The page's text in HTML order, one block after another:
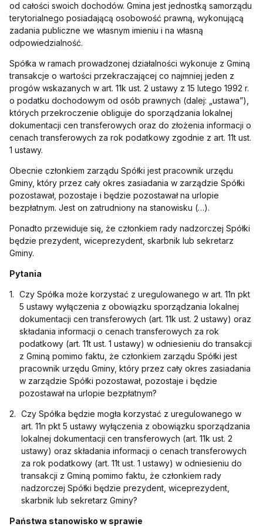
od całości swoich dochodów. Gmina jest jednostką samorządu
terytorialnego posiadającą osobowość prawną, wykonującą
zadania publiczne we własnym imieniu i na własną
odpowiedzialność.
Spółka w ramach prowadzonej działalności wykonuje z Gminą
transakcje o wartości przekraczającej co najmniej jeden z
progów wskazanych w art. 11k ust. 2 ustawy z 15 lutego 1992 r.
o podatku dochodowym od osób prawnych (dalej: „ustawa”),
których przekroczenie obliguje do sporządzania lokalnej
dokumentacji cen transferowych oraz do złożenia informacji o
cenach transferowych za rok podatkowy zgodnie z art. 11t ust.
1 ustawy.
Obecnie członkiem zarządu Spółki jest pracownik urzędu
Gminy, który przez cały okres zasiadania w zarządzie Spółki
pozostawał, pozostaje i będzie pozostawał na urlopie
bezpłatnym. Jest on zatrudniony na stanowisku (…).
Ponadto przewiduje się, że członkiem rady nadzorczej Spółki
będzie prezydent, wiceprezydent, skarbnik lub sekretarz
Gminy.
Pytania
1. Czy Spółka może korzystać z uregulowanego w art. 11n pkt
5 ustawy wyłączenia z obowiązku sporządzania lokalnej
dokumentacji cen transferowych (art. 11k ust. 2 ustawy) oraz
składania informacji o cenach transferowych za rok
podatkowy (art. 11t ust. 1 ustawy) w odniesieniu do transakcji
z Gminą pomimo faktu, że członkiem zarządu Spółki jest
pracownik urzędu Gminy, który przez cały okres zasiadania
w zarządzie Spółki pozostawał, pozostaje i będzie
pozostawał na urlopie bezpłatnym?
2. Czy Spółka będzie mogła korzystać z uregulowanego w
art. 11n pkt 5 ustawy wyłączenia z obowiązku sporządzania
lokalnej dokumentacji cen transferowych (art. 11k ust. 2
ustawy) oraz składania informacji o cenach transferowych
za rok podatkowy (art. 11t ust. 1 ustawy) w odniesieniu do
transakcji z Gminą pomimo faktu, że członkiem rady
nadzorczej Spółki będzie prezydent, wiceprezydent,
skarbnik lub sekretarz Gminy?
Państwa stanowisko w sprawie